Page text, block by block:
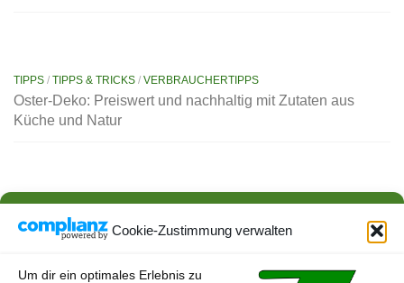
Cookie-Zustimmung verwalten
Um dir ein optimales Erlebnis zu
TIPPS / TIPPS & TRICKS / VERBRAUCHERTIPPS
Oster-Deko: Preiswert und nachhaltig mit Zutaten aus
Küche und Natur
Neue Kennzeichnungspflicht an der Fleischtheke ab 1.
22. JANUAR 2024